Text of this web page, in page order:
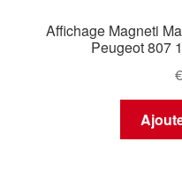
Affichage Magneti
Peugeot 807
€